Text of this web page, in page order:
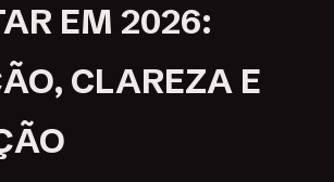
EM 2026:
CLAREZA E